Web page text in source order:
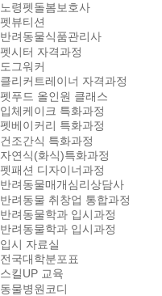
노령펫돌봄보호사
펫뷰티션
반려동물식품관리사
펫시터 자격과정
도그워커
클리커트레이너 자격과정
펫푸드 올인원 클래스
입체케이크 특화과정
펫베이커리 특화과정
건조간식 특화과정
자연식(화식)특화과정
펫패션 디자이너과정
반려동물매개심리상담사
반려동물 취창업 통합과정
반려동물학과 입시과정
반려동물학과 입시과정
입시 자료실
전국대학분포표
스킬UP 교육
동물병원코디